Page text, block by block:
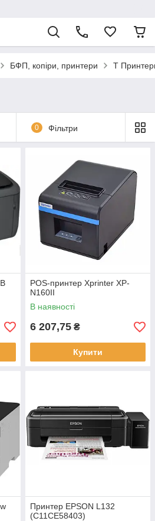
БФП, копіри, принтери T
0 Фільтри
POS-принтер Xprinter XP-
N160II
В наявності
6 207,75 ₴
Купити
Принтер EPSON L132
(C11CE58403)